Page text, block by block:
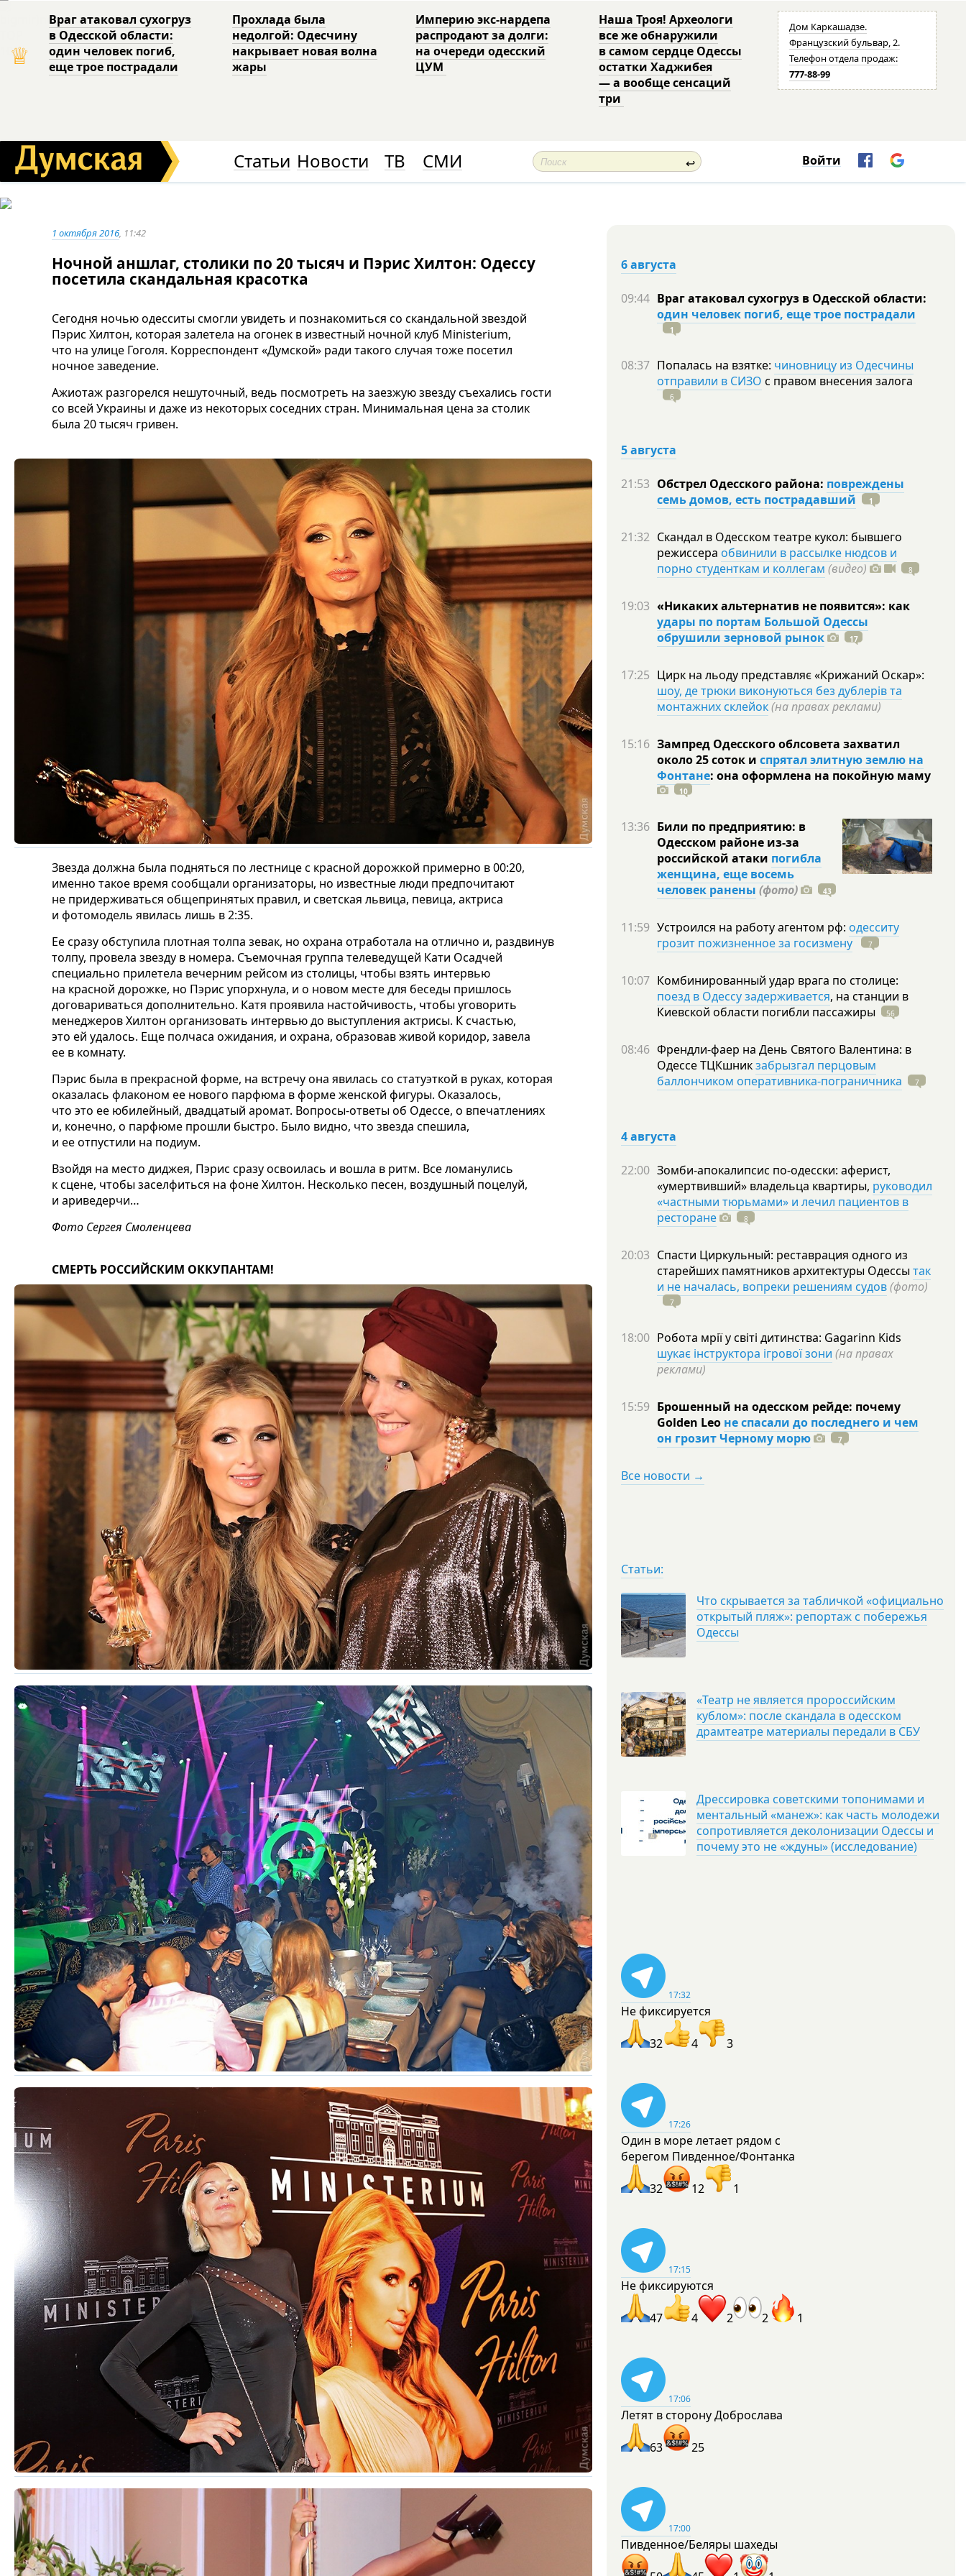
♕
Враг атаковал сухогруз
в Одесской области:
один человек погиб,
еще трое пострадали
Прохлада была
недолгой: Одесчину
накрывает новая волна
жары
Империю экс-нардепа
распродают за долги:
на очереди одесский
ЦУМ
Наша Троя! Археологи
все же обнаружили
в самом сердце Одессы
остатки Хаджибея
— а вообще сенсаций
три
Дом Каркашадзе.
Французский бульвар, 2.
Телефон отдела продаж:
777-88-99
Статьи Новости ТВ СМИ ↩ Войти
1 октября 2016, 11:42
Ночной аншлаг, столики по 20 тысяч и Пэрис Хилтон: Одессу
посетила скандальная красотка
Сегодня ночью одесситы смогли увидеть и познакомиться со скандальной звездой
Пэрис Хилтон, которая залетела на огонек в известный ночной клуб Ministerium,
что на улице Гоголя. Корреспондент «Думской» ради такого случая тоже посетил
ночное заведение.
Ажиотаж разгорелся нешуточный, ведь посмотреть на заезжую звезду съехались гости
со всей Украины и даже из некоторых соседних стран. Минимальная цена за столик
была 20 тысяч гривен.
Звезда должна была подняться по лестнице с красной дорожкой примерно в 00:20,
именно такое время сообщали организаторы, но известные люди предпочитают
не придерживаться общепринятых правил, и светская львица, певица, актриса
и фотомодель явилась лишь в 2:35.
Ее сразу обступила плотная толпа зевак, но охрана отработала на отлично и, раздвинув
толпу, провела звезду в номера. Съемочная группа телеведущей Кати Осадчей
специально прилетела вечерним рейсом из столицы, чтобы взять интервью
на красной дорожке, но Пэрис упорхнула, и о новом месте для беседы пришлось
договариваться дополнительно. Катя проявила настойчивость, чтобы уговорить
менеджеров Хилтон организовать интервью до выступления актрисы. К счастью,
это ей удалось. Еще полчаса ожидания, и охрана, образовав живой коридор, завела
ее в комнату.
Пэрис была в прекрасной форме, на встречу она явилась со статуэткой в руках, которая
оказалась флаконом ее нового парфюма в форме женской фигуры. Оказалось,
что это ее юбилейный, двадцатый аромат. Вопросы-ответы об Одессе, о впечатлениях
и, конечно, о парфюме прошли быстро. Было видно, что звезда спешила,
и ее отпустили на подиум.
Взойдя на место диджея, Пэрис сразу освоилась и вошла в ритм. Все ломанулись
к сцене, чтобы заселфиться на фоне Хилтон. Несколько песен, воздушный поцелуй,
и ариведерчи…
Фото Сергея Смоленцева
СМЕРТЬ РОССИЙСКИМ ОККУПАНТАМ!
6 августа
09:44 Враг атаковал сухогруз в Одесской области:
один человек погиб, еще трое пострадали
1
08:37 Попалась на взятке: чиновницу из Одесчины
отправили в СИЗО с правом внесения залога
6
5 августа
21:53 Обстрел Одесского района: повреждены
семь домов, есть пострадавший
1
21:32 Скандал в Одесском театре кукол: бывшего
режиссера обвинили в рассылке нюдсов и
порно студенткам и коллегам (видео) 8
19:03 «Никаких альтернатив не появится»: как
удары по портам Большой Одессы
обрушили зерновой рынок
17
17:25 Цирк на льоду представляє «Крижаний Оскар»:
шоу, де трюки виконуються без дублерів та
монтажних склейок(на правах реклами)
15:16 Зампред Одесского облсовета захватил
около 25 соток и спрятал элитную землю на
Фонтане: она оформлена на покойную маму
10
13:36 Били по предприятию: в
Одесском районе из-за
российской атаки погибла
женщина, еще восемь
человек ранены (фото) 43
11:59 Устроился на работу агентом рф: одесситу
грозит пожизненное за госизмену
7
10:07 Комбинированный удар врага по столице:
поезд в Одессу задерживается, на станции в
Киевской области погибли пассажиры 56
08:46 Френдли-фаер на День Святого Валентина: в
Одессе ТЦКшникзабрызгал перцовым
баллончиком оперативника-пограничника
7
4 августа
22:00 Зомби-апокалипсис по-одесски: аферист,
«умертвивший» владельца квартиры, руководил
«частными тюрьмами» и лечил пациентов в
ресторане
8
20:03 Спасти Циркульный: реставрация одного из
старейших памятников архитектуры Одессы так
и не началась, вопреки решениям судов(фото)
7
18:00 Робота мрії у світі дитинства: Gagarinn Kids
шукає інструктора ігрової зони (на правах
реклами)
15:59 Брошенный на одесском рейде: почему
Golden Leo не спасали до последнего и чем
он грозит Черному морю
7
Все новости →
Статьи:
Что скрывается за табличкой «официально
открытый пляж»: репортаж с побережья
Одессы
«Театр не является пророссийским
кублом»: после скандала в одесском
драмтеатре материалы передали в СБУ
Дрессировка советскими топонимами и
ментальный «манеж»: как часть молодежи
сопротивляется деколонизации Одессы и
почему это не «ждуны» (исследование)
17:32
Не фиксируется
32 4 3
17:26
Один в море летает рядом с
берегом Пивденное/Фонтанка
32 12 1
17:15
Не фиксируются
47 4 2 2 1
17:06
Летят в сторону Доброслава
63 25
17:00
Пивденное/Беляры шахеды